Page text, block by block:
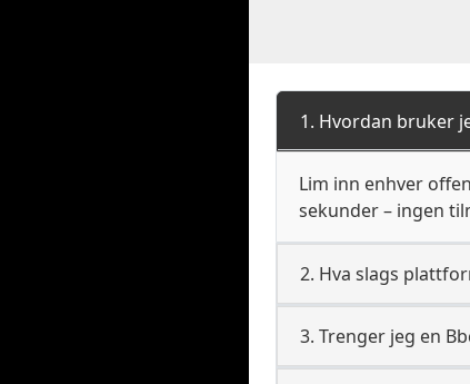
1. Hvordan bruker
Lim inn enhver
sekunder – ingen
2. Hva slags
3. Trenger jeg en